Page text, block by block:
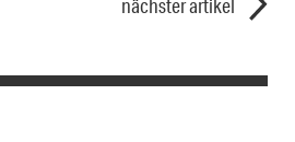
nächster artikel